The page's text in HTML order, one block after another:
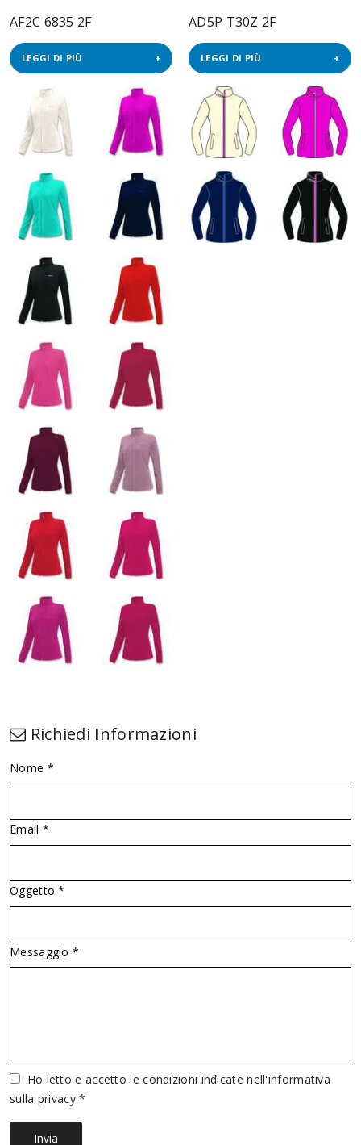
AF2C 6835 2F
LEGGI DI PIÙ
AD5P T30Z 2F
LEGGI DI PIÙ
Richiedi Informazioni
Nome *
Email *
Oggetto *
Messaggio *
VuotoHo letto e accetto le condizioni indicate nell'informativa
sulla privacy *
Invia